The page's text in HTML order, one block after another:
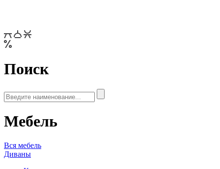
Поиск
Мебель
Вся мебель
Диваны